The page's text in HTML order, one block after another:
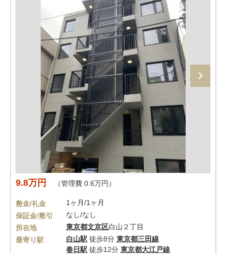
9.8万円 （管理費 0.6万円）
敷金/礼金
1ヶ月/1ヶ月
保証金/敷引
なし/なし
所在地
東京都文京区白山２丁目
最寄り駅
白山駅 徒歩8分 東京都三田線
春日駅 徒歩12分 東京都大江戸線